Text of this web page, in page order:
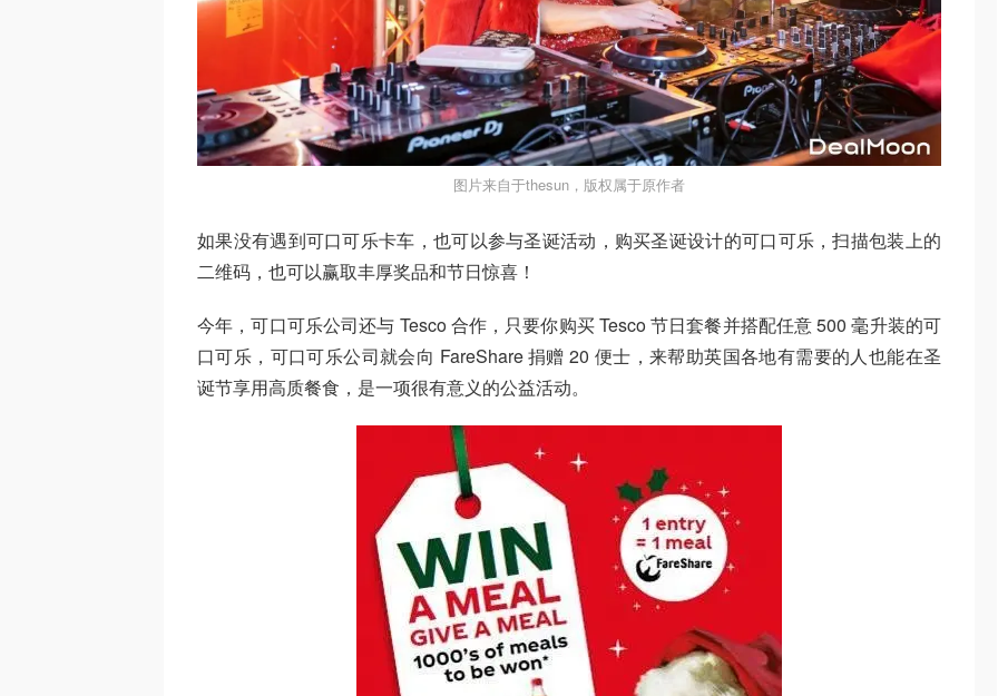
图片来自于thesun，版权属于原作者
如果没有遇到可口可乐卡车，也可以参与圣诞活动，购买圣诞设计的可口可乐，扫描包装上的
二维码，也可以赢取丰厚奖品和节日惊喜！
今年，可口可乐公司还与 Tesco 合作，只要你购买 Tesco 节日套餐并搭配任意 500 毫升装的可
口可乐，可口可乐公司就会向 FareShare 捐赠 20 便士，来帮助英国各地有需要的人也能在圣
诞节享用高质餐食，是一项很有意义的公益活动。